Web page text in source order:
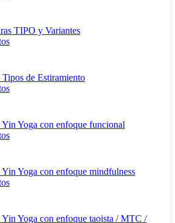
TIPO y Variantes
Tipos de Estiramiento
Yin Yoga con enfoque funcional
Yin Yoga con enfoque mindfulness
Yin Yoga con enfoque taoista / MTC /